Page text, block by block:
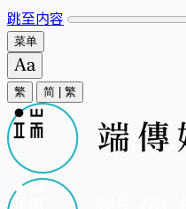
跳至内容
菜单
繁 简 繁